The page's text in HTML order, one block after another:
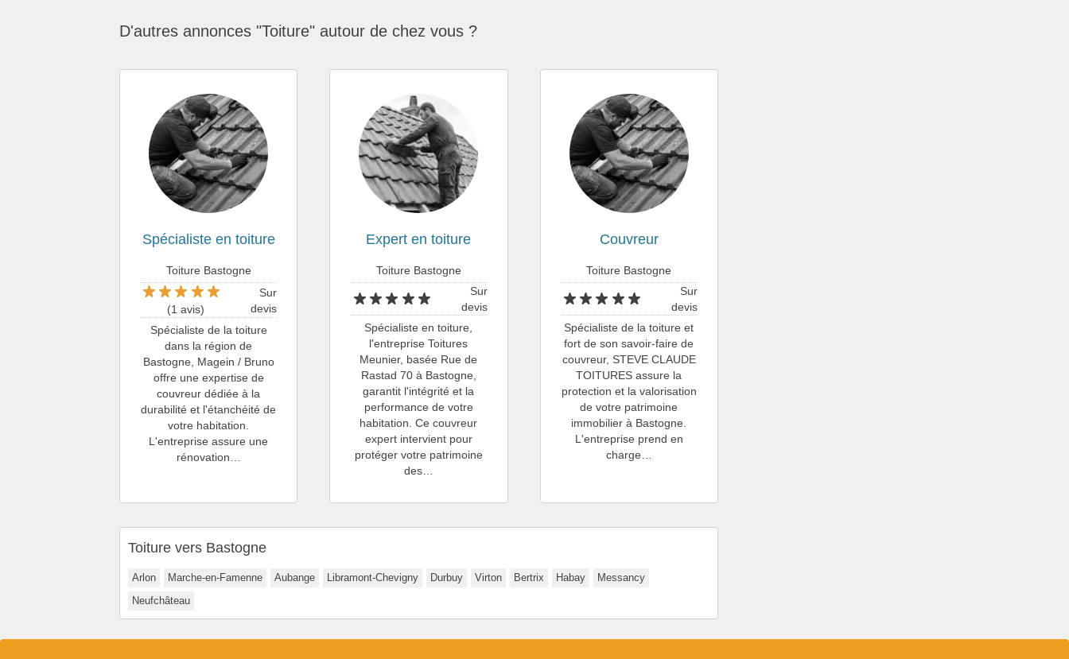
D'autres annonces "Toiture" autour de chez vous ?
Spécialiste en toiture
Toiture Bastogne
(1 avis)
Sur
devis
Spécialiste de la toiture
dans la région de
Bastogne, Magein / Bruno
offre une expertise de
couvreur dédiée à la
durabilité et l'étanchéité de
votre habitation.
L'entreprise assure une
rénovation…
Expert en toiture
Toiture Bastogne
Sur
devis
Spécialiste en toiture,
l'entreprise Toitures
Meunier, basée Rue de
Rastad 70 à Bastogne,
garantit l'intégrité et la
performance de votre
habitation. Ce couvreur
expert intervient pour
protéger votre patrimoine
des…
Couvreur
Toiture Bastogne
Sur
devis
Spécialiste de la toiture et
fort de son savoir-faire de
couvreur, STEVE CLAUDE
TOITURES assure la
protection et la valorisation
de votre patrimoine
immobilier à Bastogne.
L'entreprise prend en
charge…
Toiture vers Bastogne
Arlon Marche-en-Famenne Aubange Libramont-Chevigny Durbuy Virton Bertrix Habay
Messancy
Neufchâteau